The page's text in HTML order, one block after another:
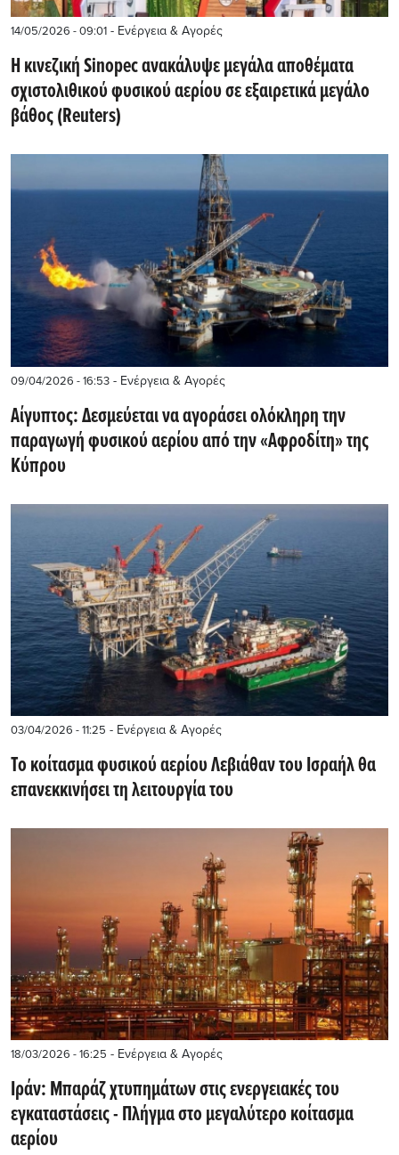
14/05/2026 - 09:01 - Ενέργεια & Αγορές
Η κινεζική Sinopec ανακάλυψε μεγάλα αποθέματα
σχιστολιθικού φυσικού αερίου σε εξαιρετικά μεγάλο
βάθος (Reuters)
09/04/2026 - 16:53 - Ενέργεια & Αγορές
Αίγυπτος: Δεσμεύεται να αγοράσει ολόκληρη την
παραγωγή φυσικού αερίου από την «Αφροδίτη» της
Κύπρου
03/04/2026 - 11:25 - Ενέργεια & Αγορές
Το κοίτασμα φυσικού αερίου Λεβιάθαν του Ισραήλ θα
επανεκκινήσει τη λειτουργία του
18/03/2026 - 16:25 - Ενέργεια & Αγορές
Ιράν: Μπαράζ χτυπημάτων στις ενεργειακές του
εγκαταστάσεις - Πλήγμα στο μεγαλύτερο κοίτασμα
αερίου